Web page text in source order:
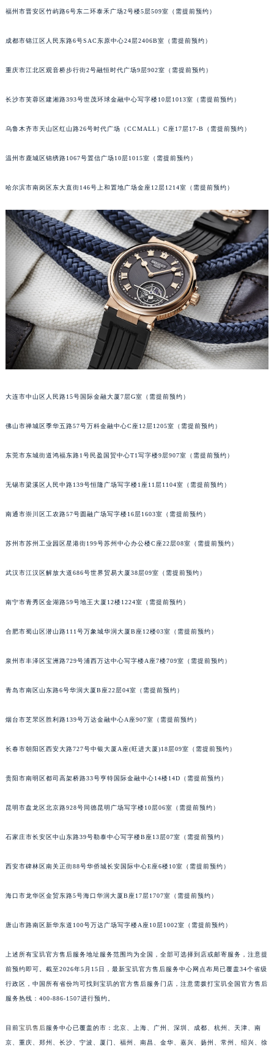
福州市晋安区竹屿路6号东二环泰禾广场2号楼5层509室（需提前预约）
成都市锦江区人民东路6号SAC东原中心24层2406B室（需提前预约）
重庆市江北区观音桥步行街2号融恒时代广场9层902室（需提前预约）
长沙市芙蓉区建湘路393号世茂环球金融中心写字楼10层1013室（需提前预约）
乌鲁木齐市天山区红山路26号时代广场（CCMALL）C座17层17-B（需提前预约）
温州市鹿城区锦绣路1067号置信广场10层1015室（需提前预约）
哈尔滨市南岗区东大直街146号上和置地广场金座12层1214室（需提前预约）
大连市中山区人民路15号国际金融大厦7层G室（需提前预约）
佛山市禅城区季华五路57号万科金融中心C座12层1205室（需提前预约）
东莞市东城街道鸿福东路1号民盈国贸中心T1写字楼9层907室（需提前预约）
无锡市梁溪区人民中路139号恒隆广场写字楼1座11层1104室（需提前预约）
南通市崇川区工农路57号圆融广场写字楼16层1603室（需提前预约）
苏州市苏州工业园区星港街199号苏州中心办公楼C座22层08室（需提前预约）
武汉市江汉区解放大道686号世界贸易大厦38层09室（需提前预约）
南宁市青秀区金湖路59号地王大厦12楼1224室（需提前预约）
合肥市蜀山区潜山路111号万象城华润大厦B座12楼03室（需提前预约）
泉州市丰泽区宝洲路729号浦西万达中心写字楼A座7楼709室（需提前预约）
青岛市南区山东路6号华润大厦B座22层04室（需提前预约）
烟台市芝罘区胜利路139号万达金融中心A座907室（需提前预约）
长春市朝阳区西安大路727号中银大厦A座(旺进大厦)18层09室（需提前预约）
贵阳市南明区都司高架桥路33号亨特国际金融中心14楼14D（需提前预约）
昆明市盘龙区北京路928号同德昆明广场写字楼10层06室（需提前预约）
石家庄市长安区中山东路39号勒泰中心写字楼B座13层07室（需提前预约）
西安市碑林区南关正街88号华侨城长安国际中心E座6楼10室（需提前预约）
海口市龙华区金贸东路5号海口华润大厦B座17层1707室（需提前预约）
唐山市路南区新华东道100号万达广场写字楼A座10层1002室（需提前预约）
上述所有宝玑官方售后服务地址服务范围均为全国，全部可选择到店或邮寄服务，注意提
前预约即可。截至2026年5月15日，最新宝玑官方售后服务中心网点布局已覆盖34个省级
行政区，中国所有省份均可找到宝玑的官方售后服务门店，注意需拨打宝玑全国官方售后
服务热线：400-886-1507进行预约。
目前宝玑售后 服务中心已覆盖的市：北京、上海、广州、深圳、成都、杭州、天津、南
京、重庆、郑州、长沙、宁波、厦门、福州、南昌、金华、嘉兴、扬州、常州、绍兴、徐